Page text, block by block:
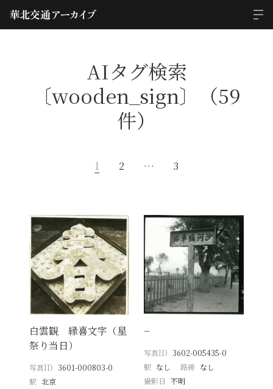
AIタグ検索
〔wooden_sign〕（59
件）
1 2 … 3
白雲観 縁喜文字（星
祭り当日）
写真ID 3601-000803-0
駅 北京
−
写真ID 3602-005435-0
駅 なし 路線 なし
撮影日 不明